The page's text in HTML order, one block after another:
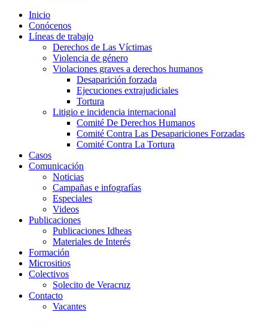
Inicio
Conócenos
Líneas de trabajo
Derechos de Las Víctimas
Violencia de género
Violaciones graves a derechos humanos
Desaparición forzada​
Ejecuciones extrajudiciales
Tortura
Litigio e incidencia internacional
Comité De Derechos Humanos​
Comité Contra Las Desapariciones Forzadas
Comité Contra La Tortura​
Casos
Comunicación
Noticias
Campañas e infografías
Especiales
Videos
Publicaciones
Publicaciones Idheas
Materiales de Interés
Formación
Micrositios
Colectivos
Solecito de Veracruz
Contacto
Vacantes